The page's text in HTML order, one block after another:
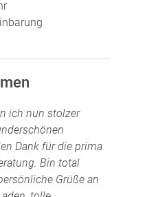
ich nun stolzer
Dank für die prima
Bin total
Grüße an